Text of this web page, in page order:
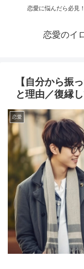
恋愛に悩んだら必見
恋愛のイ
【自分から振
と理由／復縁
恋愛